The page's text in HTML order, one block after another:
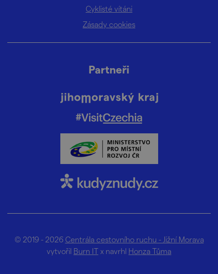
Cyklisté vítáni
Zásady cookies
Partneři
© 2019 - 2026 Centrála cestovního ruchu - Jižní Morava
vytvořil Burn IT x navrhl Honza Tůma